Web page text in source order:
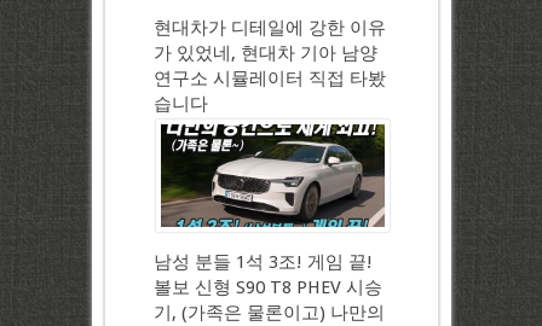
현대차가 디테일에 강한 이유
가 있었네, 현대차 기아 남양
연구소 시뮬레이터 직접 타봤
습니다
남성 분들 1석 3조! 게임 끝!
볼보 신형 S90 T8 PHEV 시승
기, (가족은 물론이고) 나만의